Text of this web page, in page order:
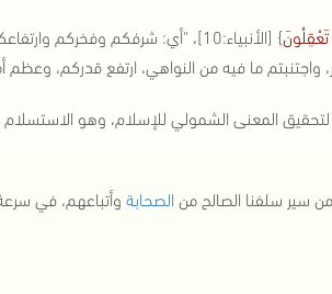
تَعْقِلُونَ
} [الأنبياء:10]، "أي: شرفكم وفخركم
واجتنبتم ما فيه من النواهي، ارتفع قدركم،
المعنى الشمولي للإسلام، وهو الاستسلام
سير سلفنا الصالح من الصحابة وأتباعهم، في